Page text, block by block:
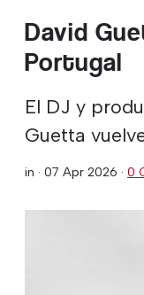
David
Portugal
El DJ y
Guetta
in · 07 Apr 2026 · 0